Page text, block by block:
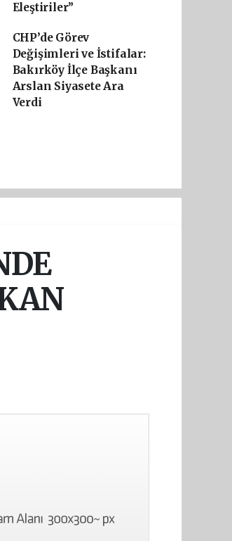
Eleştiriler”
CHP’de Görev
Değişimleri ve İstifalar:
Bakırköy İlçe Başkanı
Arslan Siyasete Ara
Verdi